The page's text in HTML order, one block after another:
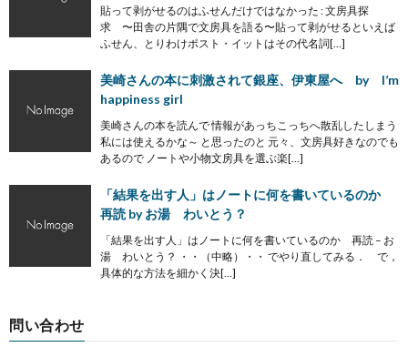
貼って剥がせるのはふせんだけではなかった : 文房具探
求 〜田舎の片隅で文房具を語る〜貼って剥がせるといえば
ふせん、とりわけポスト・イットはその代名詞[…]
美崎さんの本に刺激されて銀座、伊東屋へ by I’m
happiness girl
美崎さんの本を読んで 情報があっちこっちへ散乱したしまう
私には使えるかな～ と思ったのと 元々、文房具好きなのでも
あるので ノートや小物文房具を選ぶ楽[…]
「結果を出す人」はノートに何を書いているのか
再読 by お湯 わいとう？
「結果を出す人」はノートに何を書いているのか 再読 – お
湯 わいとう？ ・・（中略）・・ でやり直してみる． で，
具体的な方法を細かく決[…]
問い合わせ